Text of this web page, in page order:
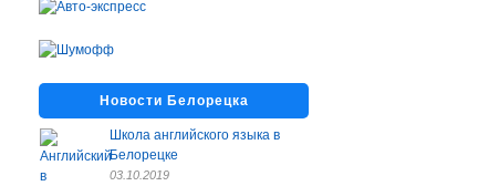
Новости Белорецка
Школа английского языка в
Белорецке
03.10.2019